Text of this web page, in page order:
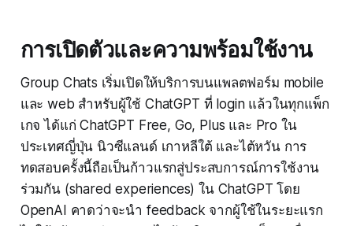
การเปิดตัวและความพร้อมใช้งาน
Group Chats เริ่มเปิดให้บริการบนแพลตฟอร์ม mobile
และ web สำหรับผู้ใช้ ChatGPT ที่ login แล้วในทุกแพ็ก
เกจ ได้แก่ ChatGPT Free, Go, Plus และ Pro ใน
ประเทศญี่ปุ่น นิวซีแลนด์ เกาหลีใต้ และไต้หวัน การ
ทดสอบครั้งนี้ถือเป็นก้าวแรกสู่ประสบการณ์การใช้งาน
ร่วมกัน (shared experiences) ใน ChatGPT โดย
OpenAI คาดว่าจะนำ feedback จากผู้ใช้ในระยะแรก